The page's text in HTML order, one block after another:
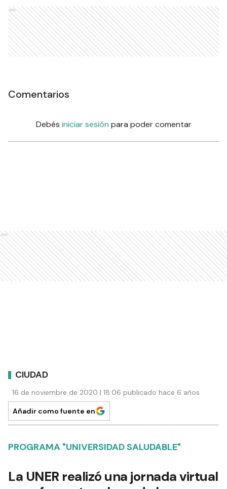
Ads
Comentarios
Debés iniciar sesión para poder comentar
Ads
CIUDAD
16 de noviembre de 2020 | 18:06 publicado hace 6 años
Añadir como fuente en
PROGRAMA "UNIVERSIDAD SALUDABLE"
La UNER realizó una jornada virtual